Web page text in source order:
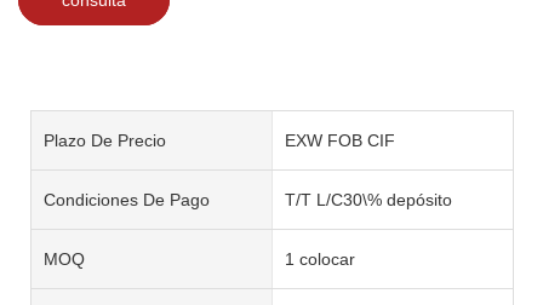
Plazo De Precio EXW FOB CIF
Condiciones De Pago T/T L/C30\% depósito
MOQ 1 colocar